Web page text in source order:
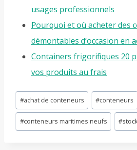
usages professionnels
Pourquoi et où acheter des
démontables d’occasion en
Containers frigorifiques 20
vos produits au frais
Étiquettes
de
la
#achat de conteneurs #conteneurs
#conteneurs maritimes neufs #